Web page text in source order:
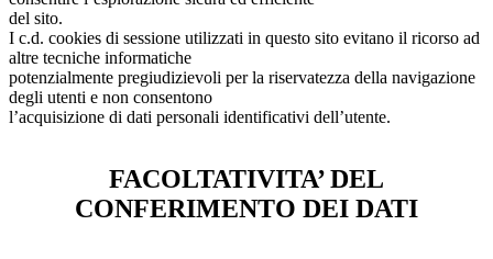
del sito.
I c.d. cookies di sessione utilizzati in questo sito evitano il ricorso ad
altre tecniche informatiche
potenzialmente pregiudizievoli per la riservatezza della navigazione
degli utenti e non consentono
l’acquisizione di dati personali identificativi dell’utente.
FACOLTATIVITA’ DEL
CONFERIMENTO DEI DATI